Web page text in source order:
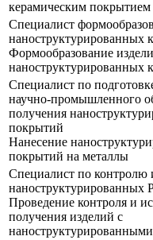
керамическим покрытием
Специалист
наноструктурированных
Формообразование
наноструктурированных
Специалист по
научно-промышленного
получения
покрытий
Нанесение
покрытий на металлы
Специалист по контролю
наноструктурированных
Проведение контроля и
получения изделий с